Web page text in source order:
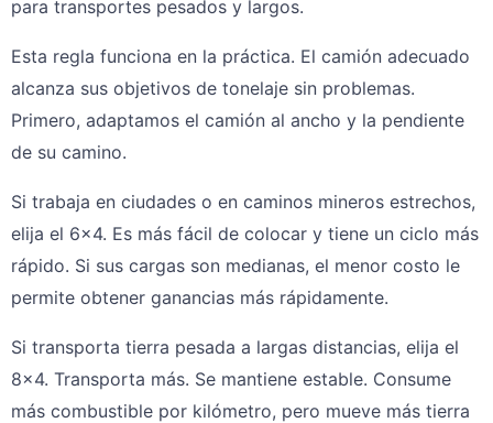
para transportes pesados y largos.
Esta regla funciona en la práctica. El camión adecuado
alcanza sus objetivos de tonelaje sin problemas.
Primero, adaptamos el camión al ancho y la pendiente
de su camino.
Si trabaja en ciudades o en caminos mineros estrechos,
elija el 6×4. Es más fácil de colocar y tiene un ciclo más
rápido. Si sus cargas son medianas, el menor costo le
permite obtener ganancias más rápidamente.
Si transporta tierra pesada a largas distancias, elija el
8x4. Transporta más. Se mantiene estable. Consume
más combustible por kilómetro, pero mueve más tierra